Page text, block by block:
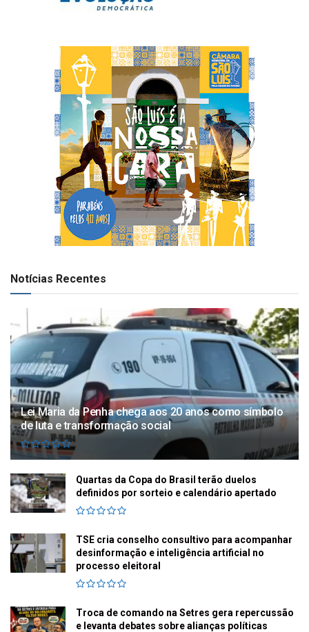
Notícias Recentes
Lei Maria da Penha chega aos 20 anos como símbolo
de luta e transformação social
Quartas da Copa do Brasil terão duelos
definidos por sorteio e calendário apertado
TSE cria conselho consultivo para acompanhar
desinformação e inteligência artificial no
processo eleitoral
Troca de comando na Setres gera repercussão
e levanta debates sobre alianças políticas